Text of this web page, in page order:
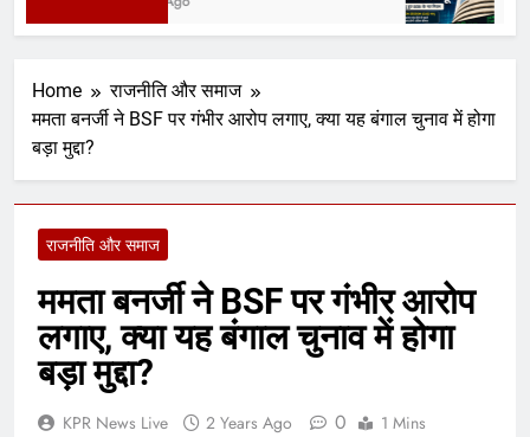
Home
राजनीति और समाज
ममता बनर्जी ने BSF पर गंभीर आरोप लगाए, क्या यह बंगाल चुनाव में होगा
बड़ा मुद्दा?
राजनीति और समाज
ममता बनर्जी ने BSF पर गंभीर आरोप
लगाए, क्या यह बंगाल चुनाव में होगा
बड़ा मुद्दा?
KPR News Live 2 Years Ago 0 1 Mins